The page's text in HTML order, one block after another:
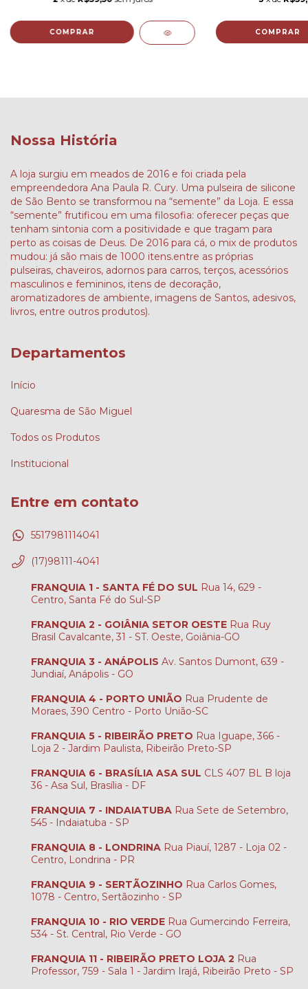
COMPRAR COMPRAR
Nossa História
A loja surgiu em meados de 2016 e foi criada pela
empreendedora Ana Paula R. Cury. Uma pulseira de silicone
de São Bento se transformou na “semente” da Loja. E essa
“semente” frutificou em uma filosofia: oferecer peças que
tenham sintonia com a positividade e que tragam para
perto as coisas de Deus. De 2016 para cá, o mix de produtos
mudou: já são mais de 1000 itens.entre as próprias
pulseiras, chaveiros, adornos para carros, terços, acessórios
masculinos e femininos, itens de decoração,
aromatizadores de ambiente, imagens de Santos, adesivos,
livros, entre outros produtos).
Departamentos
Início
Quaresma de São Miguel
Todos os Produtos
Institucional
Entre em contato
5517981114041
(17)98111-4041
FRANQUIA 1 - SANTA FÉ DO SUL Rua 14, 629 -
Centro, Santa Fé do Sul-SP
FRANQUIA 2 - GOIÂNIA SETOR OESTE Rua Ruy
Brasil Cavalcante, 31 - ST. Oeste, Goiânia-GO
FRANQUIA 3 - ANÁPOLIS Av. Santos Dumont, 639 -
Jundiaí, Anápolis - GO
FRANQUIA 4 - PORTO UNIÃO Rua Prudente de
Moraes, 390 Centro - Porto União-SC
FRANQUIA 5 - RIBEIRÃO PRETO Rua Iguape, 366 -
Loja 2 - Jardim Paulista, Ribeirão Preto-SP
FRANQUIA 6 - BRASÍLIA ASA SUL CLS 407 BL B loja
36 - Asa Sul, Brasília - DF
FRANQUIA 7 - INDAIATUBA Rua Sete de Setembro,
545 - Indaiatuba - SP
FRANQUIA 8 - LONDRINA Rua Piauí, 1287 - Loja 02 -
Centro, Londrina - PR
FRANQUIA 9 - SERTÃOZINHO Rua Carlos Gomes,
1078 - Centro, Sertãozinho - SP
FRANQUIA 10 - RIO VERDE Rua Gumercindo Ferreira,
534 - St. Central, Rio Verde - GO
FRANQUIA 11 - RIBEIRÃO PRETO LOJA 2 Rua
Professor, 759 - Sala 1 - Jardim Irajá, Ribeirão Preto - SP